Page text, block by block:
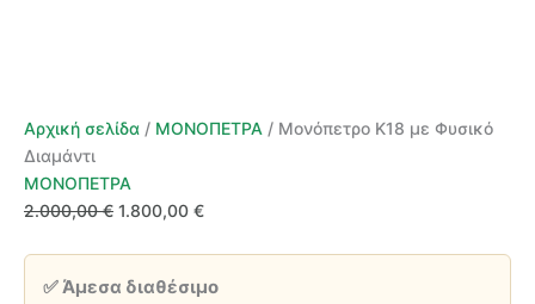
Αρχική σελίδα / ΜΟΝΟΠΕΤΡΑ / Μονόπετρο Κ18 με Φυσικό
Διαμάντι
ΜΟΝΟΠΕΤΡΑ
2.000,00€ Original
2.000,00 €.
1.800,00 €Η
είναι:
✅ Άμεσα διαθέσιμο